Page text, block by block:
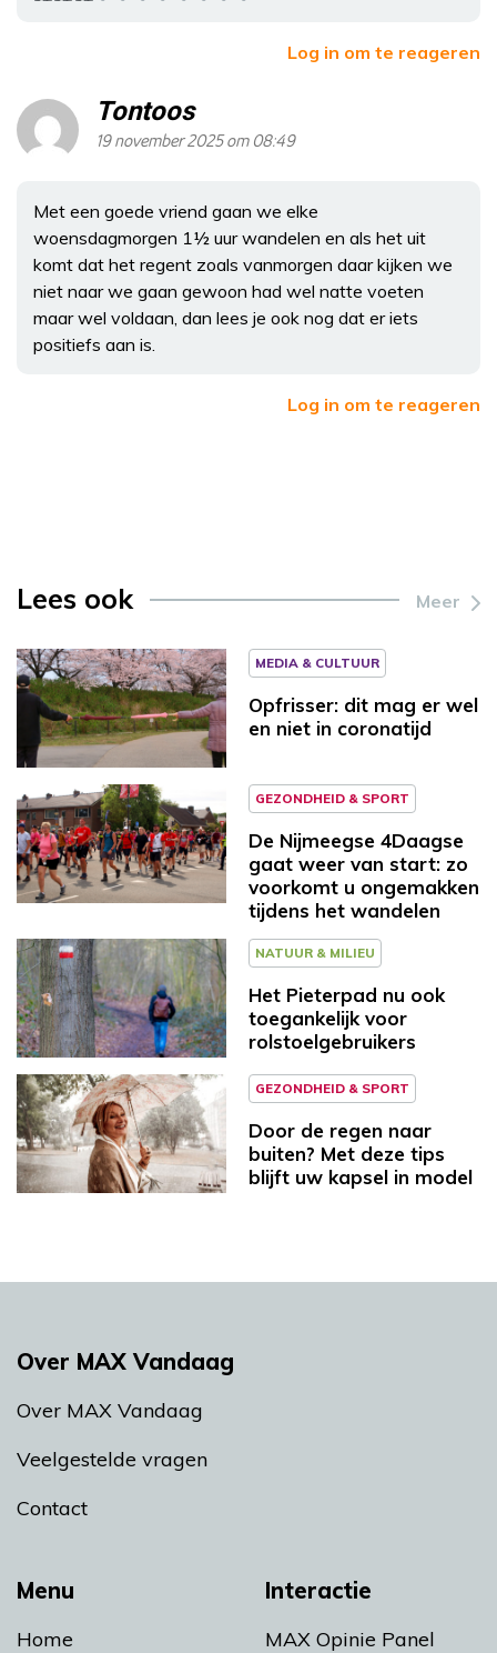
Log in om te reageren
Tontoos
19 november 2025 om 08:49
Met een goede vriend gaan we elke
woensdagmorgen 1½ uur wandelen en als het uit
komt dat het regent zoals vanmorgen daar kijken we
niet naar we gaan gewoon had wel natte voeten
maar wel voldaan, dan lees je ook nog dat er iets
positiefs aan is.
Log in om te reageren
Lees ook Meer
MEDIA & CULTUUR
Opfrisser: dit mag er wel
en niet in coronatijd
GEZONDHEID & SPORT
De Nijmeegse 4Daagse
gaat weer van start: zo
voorkomt u ongemakken
tijdens het wandelen
NATUUR & MILIEU
Het Pieterpad nu ook
toegankelijk voor
rolstoelgebruikers
GEZONDHEID & SPORT
Door de regen naar
buiten? Met deze tips
blijft uw kapsel in model
Menu
Home
Interactie
MAX Opinie Panel
Over MAX Vandaag
Over MAX Vandaag
Veelgestelde vragen
Contact